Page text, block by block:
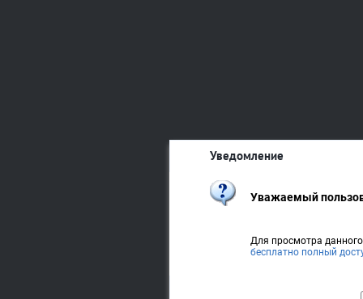
Уведомление
Уважаемый
Для просмотра
бесплатно полный